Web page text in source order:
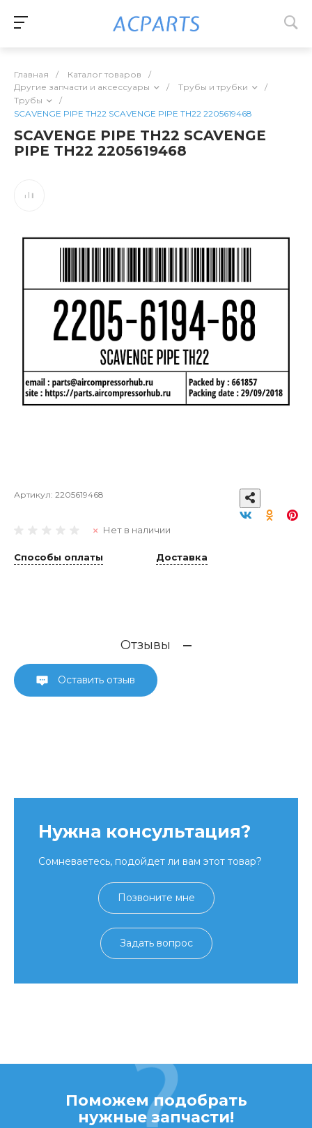
Главная / Каталог товаров
/
Другие запчасти и аксессуары
/ Трубы и трубки
/
Трубы
/
SCAVENGE PIPE TH22 SCAVENGE PIPE TH22 2205619468
SCAVENGE PIPE TH22 SCAVENGE
PIPE TH22 2205619468
Артикул: 2205619468
Нет в наличии
Способы оплаты Доставка
Отзывы
Оставить отзыв
Нужна консультация?
Сомневаетесь, подойдет ли вам этот товар?
Позвоните мне
Задать вопрос
Поможем подобрать
нужные запчасти!